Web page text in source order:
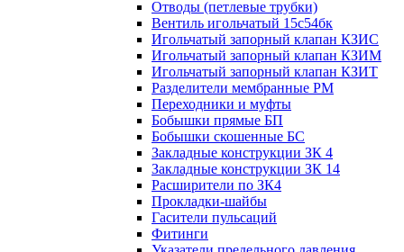
Отводы (петлевые трубки)
Вентиль игольчатый 15с54бк
Игольчатый запорный клапан КЗИС
Игольчатый запорный клапан КЗИМ
Игольчатый запорный клапан КЗИТ
Разделители мембранные РМ
Переходники и муфты
Бобышки прямые БП
Бобышки скошенные БС
Закладные конструкции ЗК 4
Закладные конструкции ЗК 14
Расширители по ЗК4
Прокладки-шайбы
Гасители пульсаций
Фитинги